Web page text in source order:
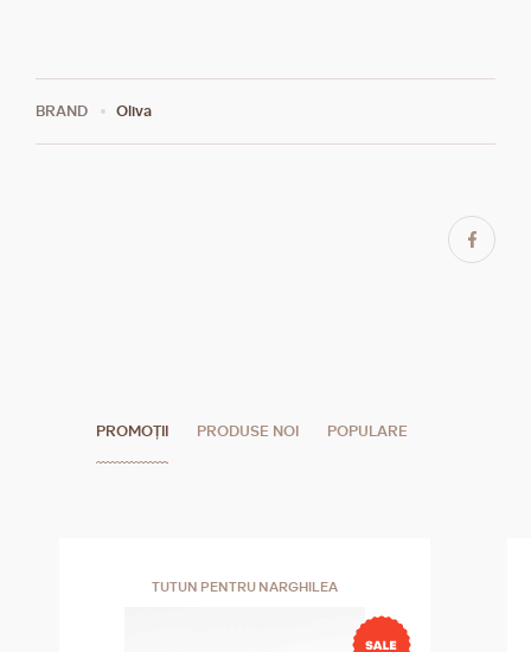
BRAND Oliva
PROMOȚII PRODUSE NOI POPULARE
TUTUN PENTRU NARGHILEA